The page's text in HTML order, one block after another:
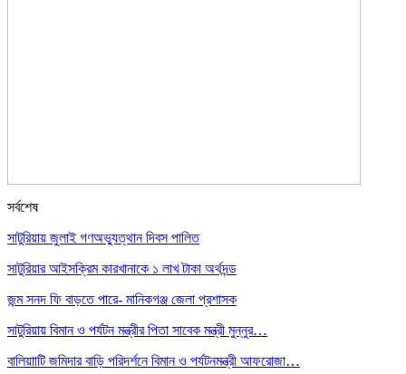
সর্বশেষ
সাটুরিয়ায় জুলাই গণঅভ্যুত্থান দিবস পালিত
সাটুরিয়ার আইসক্রিম কারখানাকে ১ লাখ টাকা অর্থদন্ড
জন্ম সনদ ফি বাড়তে পারে- মানিকগঞ্জ জেলা প্রশাসক
সাটুরিয়ায় বিমান ও পর্যটন মন্ত্রীর পিতা সাবেক মন্ত্রী মুন্নুর…
বালিয়াাটি জমিদার বাড়ি পরিদর্শনে বিমান ও পর্যটনমন্ত্রী আফরোজা…